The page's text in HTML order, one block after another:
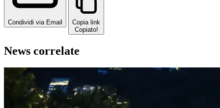
Condividi via Email
Copia link
Copiato!
News correlate